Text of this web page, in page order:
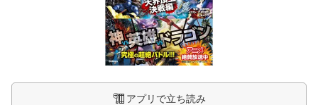
アプリで立ち読み